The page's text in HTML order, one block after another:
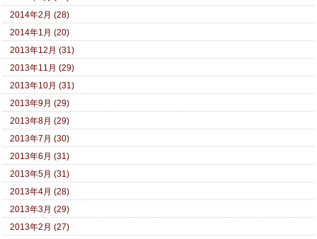
2014年2月 (28)
2014年1月 (20)
2013年12月 (31)
2013年11月 (29)
2013年10月 (31)
2013年9月 (29)
2013年8月 (29)
2013年7月 (30)
2013年6月 (31)
2013年5月 (31)
2013年4月 (28)
2013年3月 (29)
2013年2月 (27)